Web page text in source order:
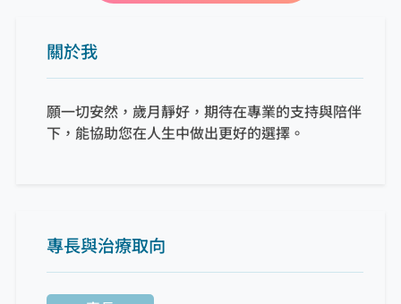
關於我
願一切安然，歲月靜好，期待在專業的支持與陪伴
下，能協助您在人生中做出更好的選擇。
專長與治療取向